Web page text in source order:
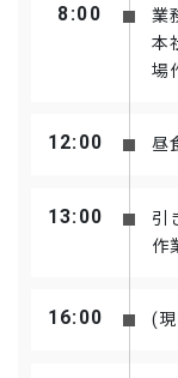
8:00
業
本
場
12:00 昼
13:00
引
作
16:00 (
インターンシ
採用情報【一